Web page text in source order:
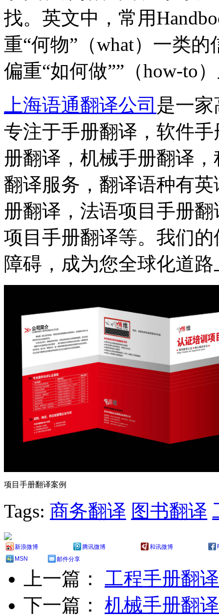
找。英文中，常用
重“何物”（what）一类
偏重“如何做””（how-to
上海语通翻译公司 是一
专注于手册翻译，软件
册翻译，机械手册翻译
翻译服务，翻译语种有
册翻译，法语项目手册
项目手册翻译等。我们
障碍，成为您全球化道
项目手册翻译案例
Tags: 商务翻译 图书翻译
新浪微博 腾讯微博 和讯微博
MSN
邮件分享
上一篇： 工程手册翻译
下一篇： 机械手册翻译